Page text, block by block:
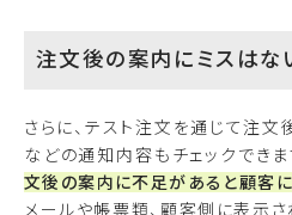
注文後の案内にミスはな
さらに、テスト注文を通じて注
などの通知内容もチェックできま
文後の案内に不足があると顧客
メールや帳票類、顧客側に表示